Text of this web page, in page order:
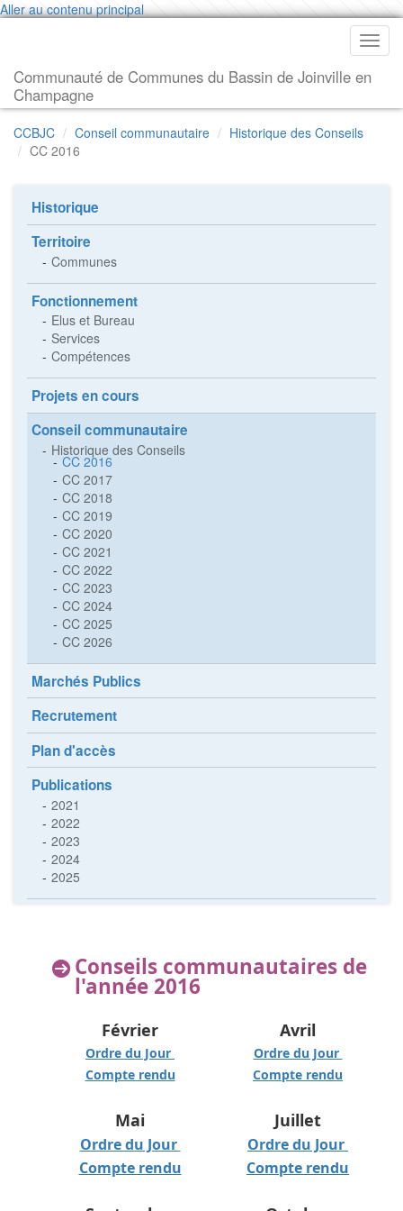
Aller au contenu principal
Communauté de Communes du Bassin de Joinville en
Champagne
CCBJC Conseil communautaire
Historique des Conseils
CC 2016
Historique
Territoire
Communes
Fonctionnement
Elus et Bureau
Services
Compétences
Projets en cours
Conseil communautaire
Historique des Conseils
CC 2016
CC 2017
CC 2018
CC 2019
CC 2020
CC 2021
CC 2022
CC 2023
CC 2024
CC 2025
CC 2026
Marchés Publics
Recrutement
Plan d'accès
Publications
2021
2022
2023
2024
2025
Conseils communautaires de
l'année 2016
Février
Ordre du Jour
Compte rendu
Mai
Ordre du Jour
Compte rendu
Avril
Ordre du Jour
Compte rendu
Juillet
Ordre du Jour
Compte rendu